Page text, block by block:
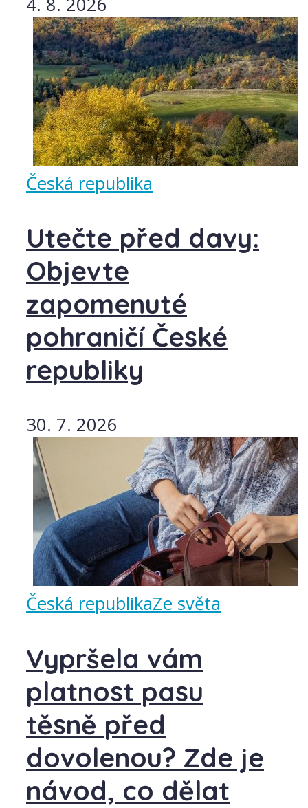
Česká republika
Utečte před davy:
Objevte
zapomenuté
pohraničí České
republiky
30. 7. 2026
Česká republikaZe světa
Vypršela vám
platnost pasu
těsně před
dovolenou? Zde je
návod, co dělat